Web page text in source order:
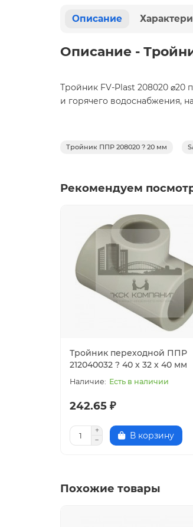
Описание
Описание -
Тройник FV-Plast 208020 ⌀20
и горячего водоснабжения,
Тройник ППР 208020 ? 20 мм
Рекомендуем
Тройник переходной ППР
212040032 ? 40 x 32 x 40 мм
Есть в наличии
242.65 ₽
В корзину
Похожие товары